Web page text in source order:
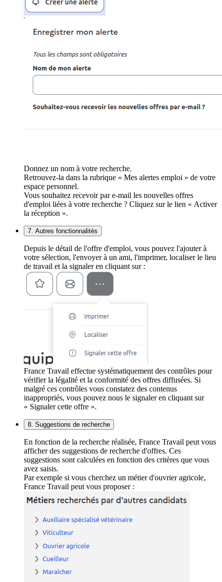
Donnez un nom à votre recherche.
Retrouvez-la dans la rubrique « Mes alertes emploi » de votre
espace personnel.
Vous souhaitez recevoir par e-mail les nouvelles offres
d'emploi liées à votre recherche ? Cliquez sur le lien « Activer
la réception ».
7. Autres fonctionnalités
Depuis le détail de l'offre d'emploi, vous pouvez l'ajouter à
votre sélection, l'envoyer à un ami, l'imprimer, localiser le lieu
de travail et la signaler en cliquant sur :
France Travail effectue systématiquement des contrôles pour
vérifier la légalité et la conformité des offres diffusées. Si
malgré ces contrôles vous constatez des contenus
inappropriés, vous pouvez nous le signaler en cliquant sur
« Signaler cette offre ».
8. Suggestions de recherche
En fonction de la recherche réalisée, France Travail peut vous
afficher des suggestions de recherche d'offres. Ces
suggestions sont calculées en fonction des critères que vous
avez saisis.
Par exemple si vous cherchez un métier d'ouvrier agricole,
France Travail peut vous proposer :